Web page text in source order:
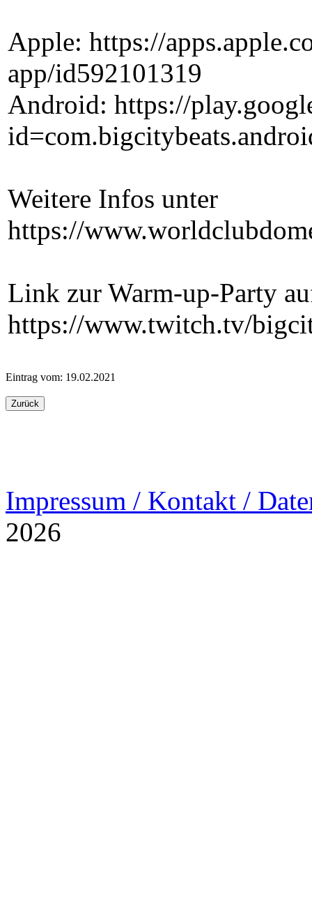
Apple: https://
app/id592101319
Android: https://
Weitere Infos unter
https://
Link zur Warm-up-Party
https://www.twitch.tv/
Eintrag vom: 19.02.2021
Impressum / Kontakt /
2026